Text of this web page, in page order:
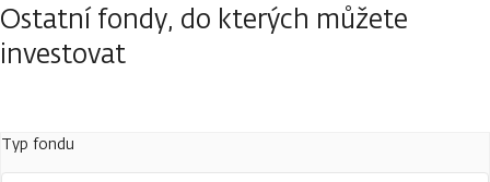
Ostatní fondy, do kterých můžete
investovat
Typ fondu